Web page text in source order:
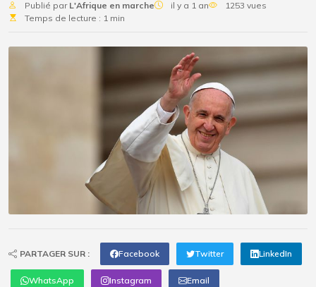
Publié par L'Afrique en marche il y a 1 an
1253 vues
Temps de lecture : 1 min
PARTAGER SUR : Facebook Twitter LinkedIn
WhatsApp Instagram Email